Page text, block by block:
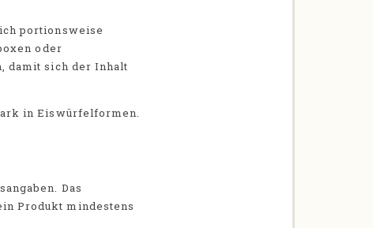
portionsweise
oder
damit sich der Inhalt
in Eiswürfelformen.
Das
Produkt mindestens